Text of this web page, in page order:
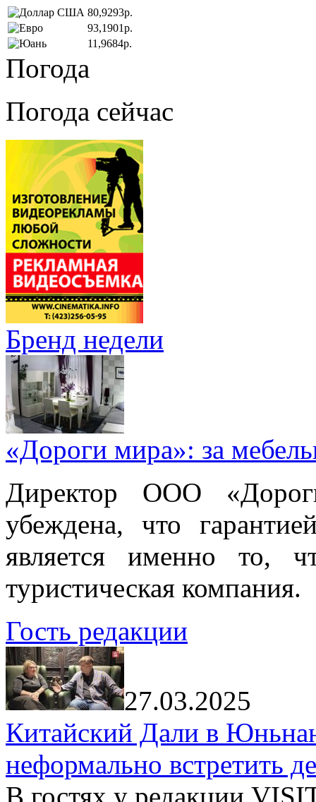
80,9293р.
93,1901р.
11,9684р.
Погода
Погода сейчас
Бренд недели
«Дороги мира»: за
Директор ООО
убеждена, что
является именно то,
туристическая компания.
Гость редакции
27.03.2025
Китайский Дали в
неформально встретить
В гостях у редакции